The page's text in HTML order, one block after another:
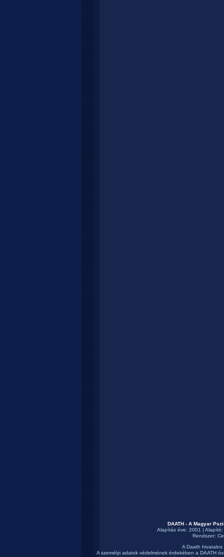
DAATH - A Magyar
Alapítás éve: 2001 | Alapító:
Rendszer:
A Daath
A személyi adatok védelmének érdekében a DAATH